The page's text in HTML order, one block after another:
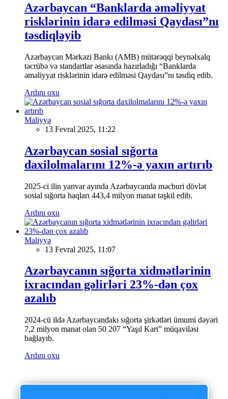
Azərbaycan “Banklarda əməliyyat
risklərinin idarə edilməsi Qaydası”nı
təsdiqləyib
Azərbaycan Mərkəzi Bankı (AMB) mütərəqqi beynəlxalq
təcrübə və standartlar əsasında hazırladığı “Banklarda
əməliyyat risklərinin idarə edilməsi Qaydası”nı təsdiq edib.
Ardını oxu
Maliyyə
13 Fevral 2025, 11:22
Azərbaycan sosial sığorta
daxilolmalarını 12%-ə yaxın artırıb
2025-ci ilin yanvar ayında Azərbaycanda məcburi dövlət
sosial sığorta haqları 443,4 milyon manat təşkil edib.
Ardını oxu
Maliyyə
13 Fevral 2025, 11:07
Azərbaycanın sığorta xidmətlərinin
ixracından gəlirləri 23%-dən çox
azalıb
2024-cü ildə Azərbaycandakı sığorta şirkətləri ümumi dəyəri
7,2 milyon manat olan 50 207 “Yaşıl Kart” müqaviləsi
bağlayıb.
Ardını oxu